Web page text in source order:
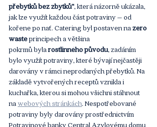
přebytků bez zbytků“, která názorně ukázala,
jak lze využít každou část potraviny – od
kořene po nať. Catering byl postaven na zero
waste principech a většina
pokrmů byla rostlinného původu, zadáním
bylo využít potraviny, které bývají nejčastěji
darovány v rámci neprodaných přebytků. Na
základě vytvořených receptů vznikla i
kuchařka, kterou si mohou všichni stáhnout
na webových stránkách. Nespotřebované
potraviny byly darovány prostřednictvím
Potravinové banky Central Azylovému domu